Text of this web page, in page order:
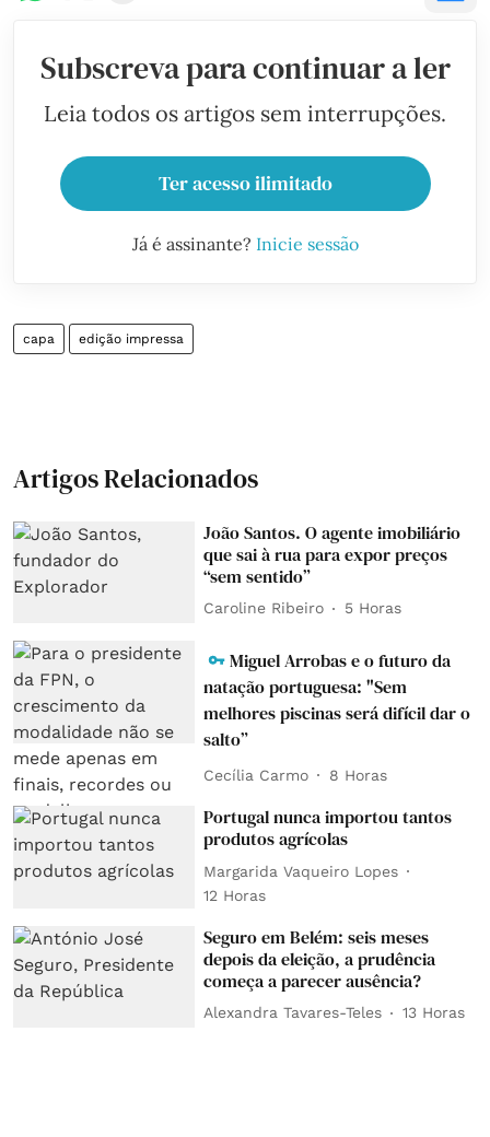
Subscreva para continuar a ler
Leia todos os artigos sem interrupções.
Ter acesso ilimitado
Já é assinante? Inicie sessão
capa edição impressa
Artigos Relacionados
João Santos. O agente imobiliário
que sai à rua para expor preços
“sem sentido”
Caroline Ribeiro 5 Horas
Miguel Arrobas e o futuro da
natação portuguesa: "Sem
melhores piscinas será difícil dar o
salto”
Cecília Carmo 8 Horas
Portugal nunca importou tantos
produtos agrícolas
Margarida Vaqueiro Lopes
12 Horas
Seguro em Belém: seis meses
depois da eleição, a prudência
começa a parecer ausência?
Alexandra Tavares-Teles 13 Horas